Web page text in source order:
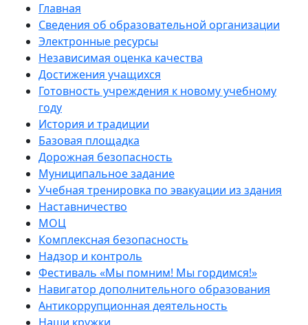
Главная
Сведения об образовательной организации
Электронные ресурсы
Независимая оценка качества
Достижения учащихся
Готовность учреждения к новому учебному
году
История и традиции
Базовая площадка
Дорожная безопасность
Муниципальное задание
Учебная тренировка по эвакуации из здания
Наставничество
МОЦ
Комплексная безопасность
Надзор и контроль
Фестиваль «Мы помним! Мы гордимся!»
Навигатор дополнительного образования
Антикоррупционная деятельность